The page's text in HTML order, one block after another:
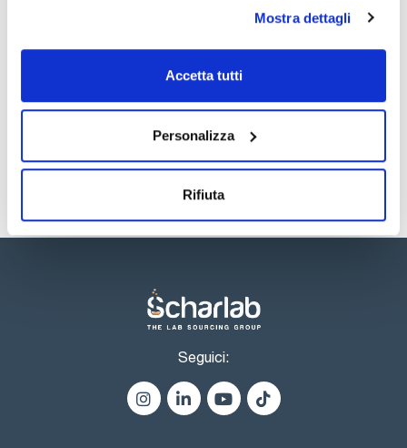
Mostra dettagli
Accetta tutti
Personalizza
Rifiuta
TDS / Scheda tecnica
Registrati per i download
COA
Registrati per i download
SDS / Scheda di
Sicurezza
Registrati per i download
Seguici: